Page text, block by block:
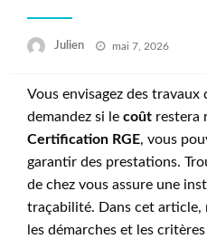
Julien
Posted
mai 7, 2026
Vous envisagez des
demandez si le coût restera
Certification RGE, vous
garantir des prestations.
de chez vous assure une
traçabilité. Dans cet article,
les démarches et les